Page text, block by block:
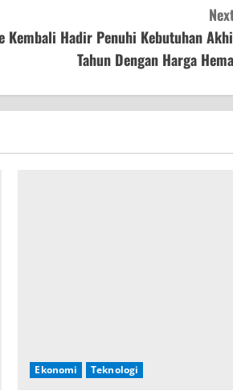
Kembali Hadir Penuhi Kebutuhan
Tahun Dengan Harga
Ekonomi Teknologi